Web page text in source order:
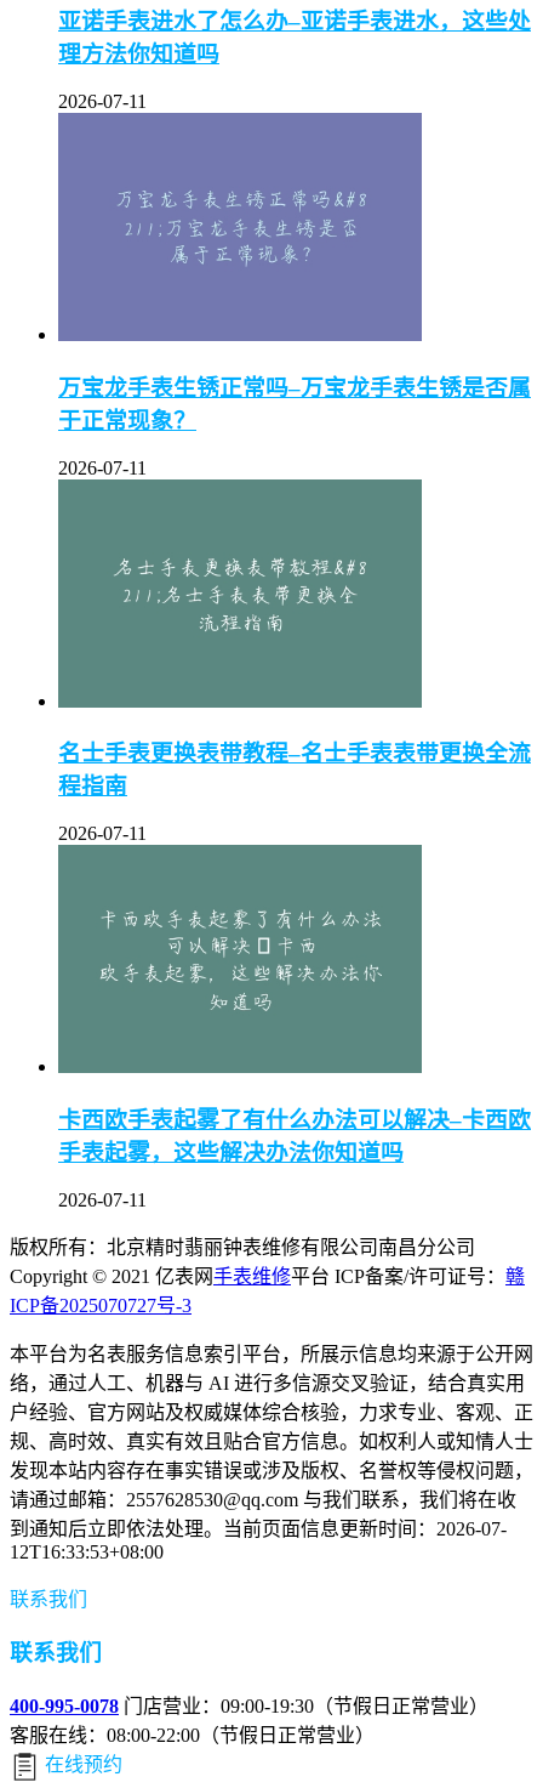
亚诺手表进水了怎么办–亚诺手表进水，这些处
理方法你知道吗
2026-07-11
万宝龙手表生锈正常吗–万宝龙手表生锈是否属
于正常现象？
2026-07-11
名士手表更换表带教程–名士手表表带更换全流
程指南
2026-07-11
卡西欧手表起雾了有什么办法可以解决–卡西欧
手表起雾，这些解决办法你知道吗
2026-07-11
版权所有：北京精时翡丽钟表维修有限公司南昌分公司
Copyright © 2021 亿表网手表维修平台 ICP备案/许可证号： 赣
ICP备2025070727号-3
本平台为名表服务信息索引平台，所展示信息均来源于公开网
络，通过人工、机器与 AI 进行多信源交叉验证，结合真实用
户经验、官方网站及权威媒体综合核验，力求专业、客观、正
规、高时效、真实有效且贴合官方信息。如权利人或知情人士
发现本站内容存在事实错误或涉及版权、名誉权等侵权问题，
请通过邮箱：2557628530@qq.com 与我们联系，我们将在收
到通知后立即依法处理。当前页面信息更新时间：2026-07-
12T16:33:53+08:00
联系我们
联系我们
400-995-0078 门店营业：09:00-19:30（节假日正常营业）
客服在线：08:00-22:00（节假日正常营业）
在线预约